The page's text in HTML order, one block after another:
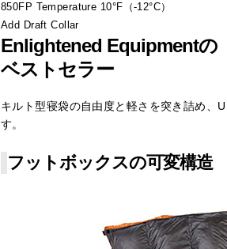
850FP Temperature 10°F（-12°C）
Add Draft Collar
Enlightened Equipmentの
ベストセラー
キルト型寝袋の自由度と軽さを突き詰め、
す。
フットボックスの可変構造